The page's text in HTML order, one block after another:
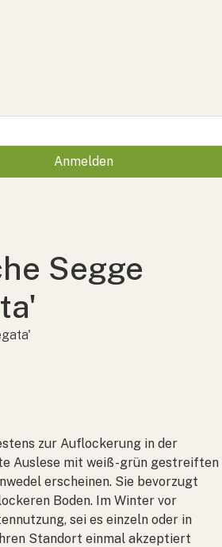
Anmelden
Segge
zur Auflockerung in der
Auslese mit weiß-grün gestreiften
erscheinen. Sie bevorzugt
Boden. Im Winter vor
sei es einzeln oder in
Standort einmal akzeptiert